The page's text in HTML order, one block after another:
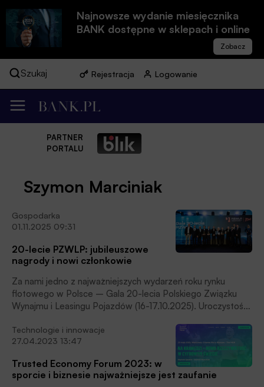
Najnowsze wydanie miesięcznika
BANK dostępne w sklepach i online
Szukaj Rejestracja Logowanie
PARTNER
PORTALU
Szymon Marciniak
Gospodarka
01.11.2025 09:31
20-lecie PZWLP: jubileuszowe
nagrody i nowi członkowie
Za nami jedno z najważniejszych wydarzeń roku rynku
flotowego w Polsce – Gala 20-lecia Polskiego Związku
Wynajmu i Leasingu Pojazdów (16-17.10.2025). Uroczystość,
zgromadziła ponad 200 uczestników. Organizacja wręczyła
także wyjątkowe Nagrody Jubileuszu 20-lecia PZWLP,
które trafiły do najbardziej zasłużonych dla branży wynajmu
aut w Polsce osób oraz instytucji w ostatnich 20 latach,
czytamy w informacji prasowej.
Technologie i innowacje
27.04.2023 13:47
Trusted Economy Forum 2023: w
sporcie i biznesie najważniejsze jest zaufanie